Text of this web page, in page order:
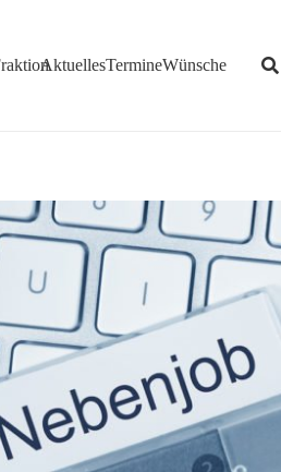
AktuellesTermineWünsche